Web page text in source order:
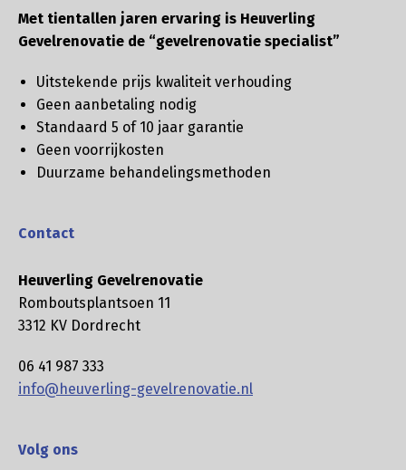
Met tientallen jaren ervaring is Heuverling
Gevelrenovatie de “gevelrenovatie specialist”
Uitstekende prijs kwaliteit verhouding
Geen aanbetaling nodig
Standaard 5 of 10 jaar garantie
Geen voorrijkosten
Duurzame behandelingsmethoden
Contact
Heuverling Gevelrenovatie
Romboutsplantsoen 11
3312 KV Dordrecht
06 41 987 333
info@heuverling-gevelrenovatie.nl
Volg ons